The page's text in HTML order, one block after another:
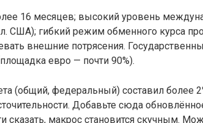
16 месяцев; высокий уровень
США); гибкий режим обменного курса
внешние потрясения.
евро — почти 90%).
(общий, федеральный) составил более
Добавьте сюда
сказать, макрос становится скучным.